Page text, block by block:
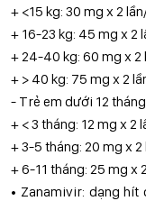
+ <15 kg: 30 mg x 2
+ 16-23 kg: 45 mg x 2
+ 24-40 kg: 60 mg x 2
+ > 40 kg: 75 mg x 2
- Trẻ em dưới 12
+ < 3 tháng: 12 mg x 2
+ 3-5 tháng: 20 mg x
+ 6-11 tháng: 25 mg x
• Zanamivir: dạng